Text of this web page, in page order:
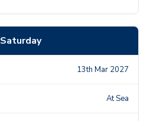
Saturday
13th Mar 2027
At Sea